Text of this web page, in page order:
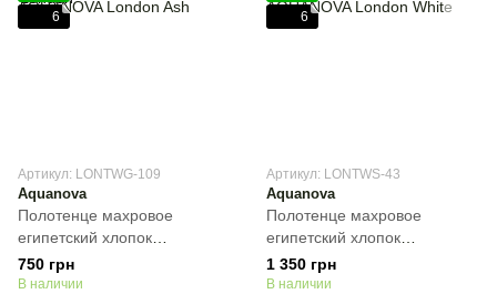
6
Артикул: LONTWG-109
Aquanova
Полотенце махровое
египетский хлопок
AQUANOVA London Ash,
Кофейный, 30х50 см, Для
750 грн
В наличии
6
Артикул: LONTWS-43
Aquanova
Полотенце махровое
египетский хлопок
AQUANOVA London White,
Белый, 55х100 см, Для лица
1 350 грн
В наличии